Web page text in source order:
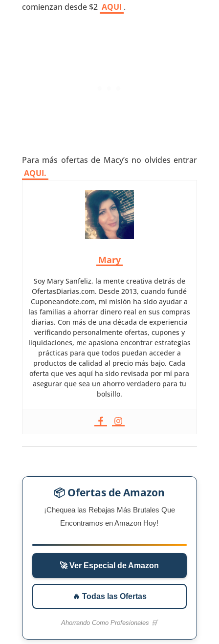
comienzan desde $2 AQUI .
Para más ofertas de Macy’s no olvides entrar
AQUI.
Mary
Soy Mary Sanfeliz, la mente creativa detrás de
OfertasDiarias.com. Desde 2013, cuando fundé
Cuponeandote.com, mi misión ha sido ayudar a
las familias a ahorrar dinero real en sus compras
diarias. Con más de una década de experiencia
verificando personalmente ofertas, cupones y
liquidaciones, me apasiona encontrar estrategias
prácticas para que todos puedan acceder a
productos de calidad al precio más bajo. Cada
oferta que ves aquí ha sido revisada por mí para
asegurar que sea un ahorro verdadero para tu
bolsillo.
📦 Ofertas de Amazon
¡Chequea las Rebajas Más Brutales Que
Encontramos en Amazon Hoy!
🚀 Ver Especial de Amazon
🔥 Todas las Ofertas
Ahorrando Como Profesionales 🛒